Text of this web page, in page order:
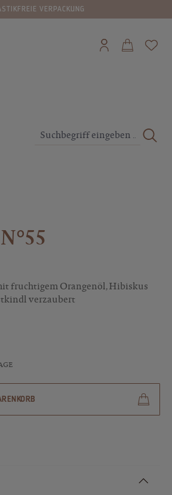
VERSAND IN DIE SCHWEIZ AB CHF
fruchtigem Orangenöl, Hibiskus
verzaubert
gewünschten Wert ein